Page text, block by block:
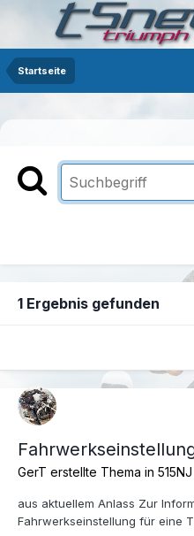
Startseite
1 Ergebnis gefunden
GerT erstellte Thema in
aus aktuellem Anlass Zur
Fahrwerkseinstellung für eine